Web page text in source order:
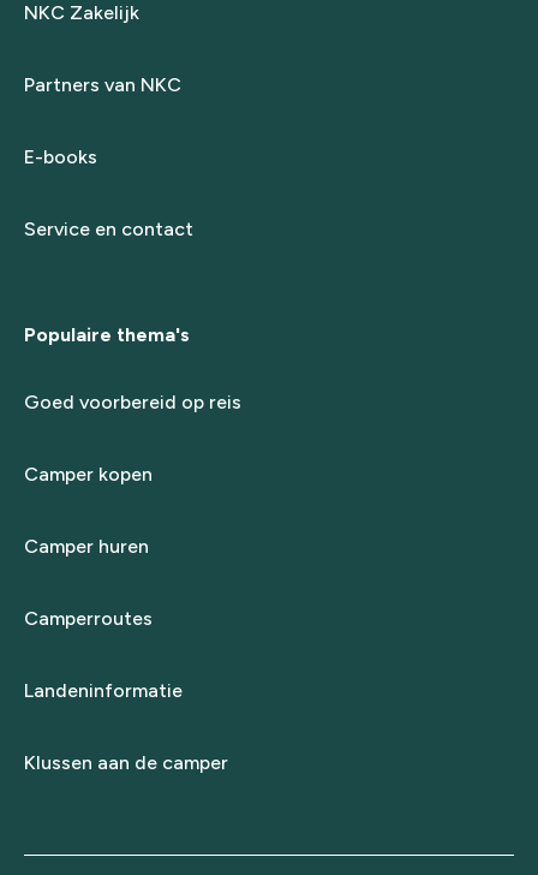
NKC Zakelijk
Partners van NKC
E-books
Service en contact
Populaire thema's
Goed voorbereid op reis
Camper kopen
Camper huren
Camperroutes
Landeninformatie
Klussen aan de camper